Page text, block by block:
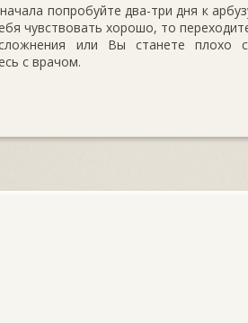
попробуйте два-три дня к
чувствовать хорошо, то
или Вы станете плохо
с врачом.